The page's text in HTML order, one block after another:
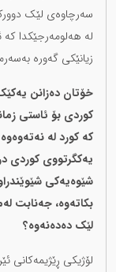
سەرچاوەی لێک
لە هەلومەرجێکدا کە
زیانێکی گەورە
خۆتان دەزانن
کوردی بۆ ئاستی
کە کورد لە
یەکگرتووی کوردی
شێوەیەکی
بکاتەوە، جەنابت
لێک دەدەنەوە؟
لۆژیکی ڕێژیمەکانی